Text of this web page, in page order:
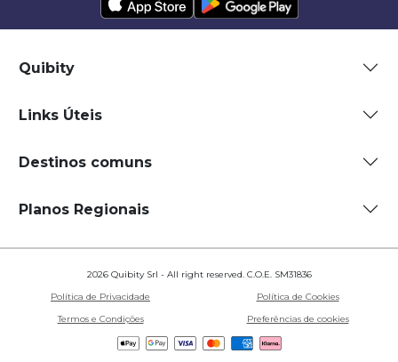
Quibity
Links Úteis
Destinos comuns
Planos Regionais
2026 Quibity Srl - All right reserved. C.O.E. SM31836
Política de Privacidade
Política de Cookies
Termos e Condições
Preferências de cookies